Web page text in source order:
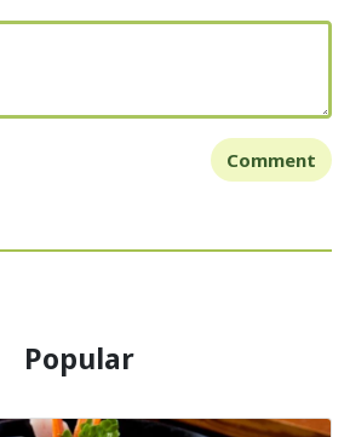
Comment
Popular